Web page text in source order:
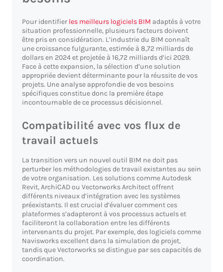
Pour identifier les meilleurs logiciels BIM adaptés à votre
situation professionnelle, plusieurs facteurs doivent
être pris en considération. L’industrie du BIM connaît
une croissance fulgurante, estimée à 8,72 milliards de
dollars en 2024 et projetée à 16,72 milliards d’ici 2029.
Face à cette expansion, la sélection d’une solution
appropriée devient déterminante pour la réussite de vos
projets. Une analyse approfondie de vos besoins
spécifiques constitue donc la première étape
incontournable de ce processus décisionnel.
Compatibilité avec vos flux de
travail actuels
La transition vers un nouvel outil BIM ne doit pas
perturber les méthodologies de travail existantes au sein
de votre organisation. Les solutions comme Autodesk
Revit, ArchiCAD ou Vectorworks Architect offrent
différents niveaux d’intégration avec les systèmes
préexistants. Il est crucial d’évaluer comment ces
plateformes s’adapteront à vos processus actuels et
faciliteront la collaboration entre les différents
intervenants du projet. Par exemple, des logiciels comme
Navisworks excellent dans la simulation de projet,
tandis que Vectorworks se distingue par ses capacités de
coordination.